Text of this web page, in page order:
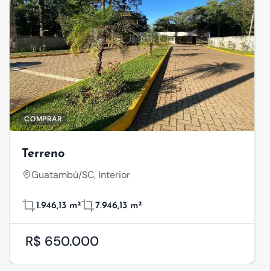
COMPRAR
Terreno
Guatambú/SC, Interior
1.946,13 m² 7.946,13 m²
R$ 650.000